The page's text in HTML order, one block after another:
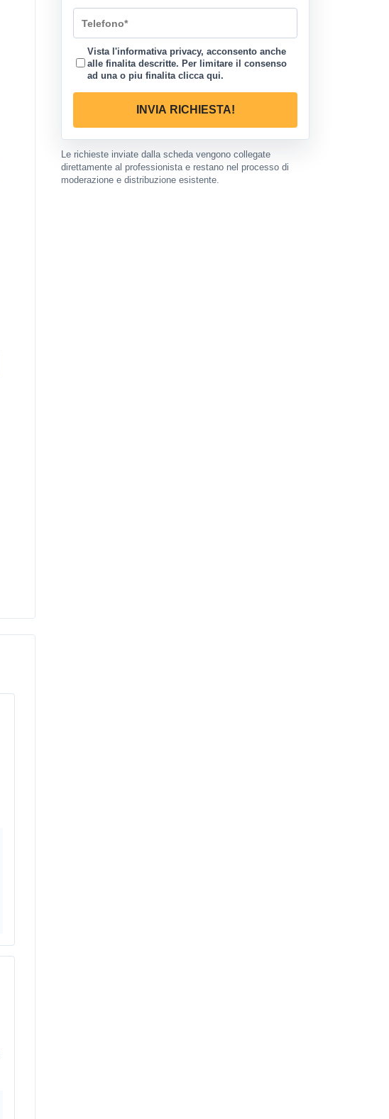
Vista l'informativa privacy, acconsento anche
alle finalita descritte. Per limitare il consenso
ad una o piu finalita clicca qui.
INVIA RICHIESTA!
Le richieste inviate dalla scheda vengono collegate
direttamente al professionista e restano nel processo di
moderazione e distribuzione esistente.